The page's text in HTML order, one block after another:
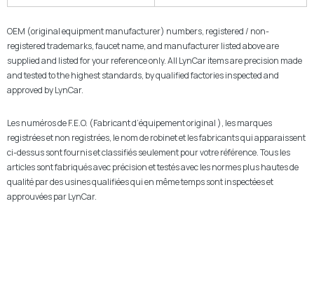
OEM (original equipment manufacturer) numbers, registered / non-
registered trademarks, faucet name, and manufacturer listed above are
supplied and listed for your reference only. All LynCar items are precision made
and tested to the highest standards, by qualified factories inspected and
approved by LynCar.
Les numéros de F.E.O. (Fabricant d’équipement original ), les marques
registrées et non registrées, le nom de robinet et les fabricants qui apparaissent
ci-dessus sont fournis et classifiés seulement pour votre référence. Tous les
articles sont fabriqués avec précision et testés avec les normes plus hautes de
qualité par des usines qualifiées qui en même temps sont inspectées et
approuvées par LynCar.